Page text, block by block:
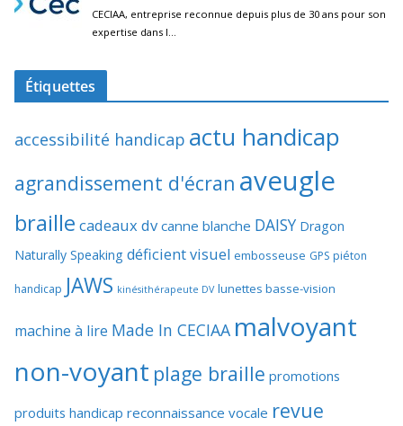
Étiquettes
accessibilité handicap actu handicap
agrandissement d'écran aveugle
braille cadeaux dv canne blanche DAISY Dragon
Naturally Speaking déficient visuel embosseuse GPS piéton
handicap JAWS kinésithérapeute DV lunettes basse-vision
machine à lire Made In CECIAA malvoyant
non-voyant plage braille promotions
produits handicap reconnaissance vocale revue